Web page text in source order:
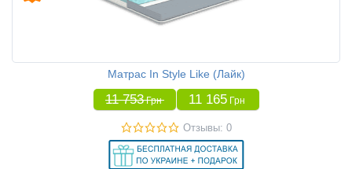
Матрас In Style Like (Лайк)
11 753 Грн 11 165 Грн
Отзывы: 0